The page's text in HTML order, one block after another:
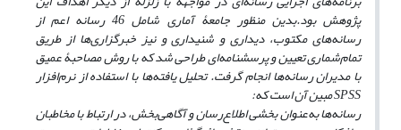
پژوهش بود. بدین منظور جامعۀ آماری شامل 46 رسانه اعم از
رسانه‌های مکتوب، دیداری و شنیداری و نیز خبرگزاری‌ها از طریق
تمام‌شماری تعیین و پرسشنامه‌ای طراحی شد که با روش مصاحبۀ عمیق
با مدیران رسانه‌ها انجام گرفت. تحلیل یافته‌ها با استفاده از نرم‌افزار
SPSSمبین آن است که:
رسانه‌ها به‌عنوان بخشی اطلاع‌رسان و آگاهی‌بخش، در ارتباط با مخاطبان